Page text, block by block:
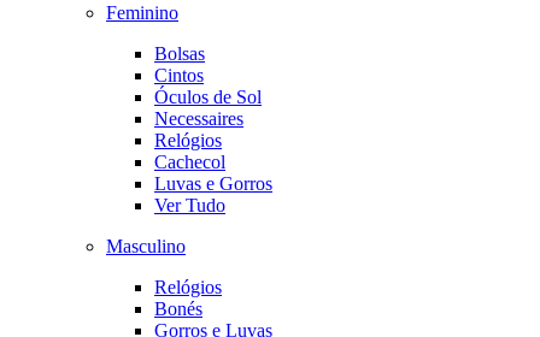
Feminino
Bolsas
Cintos
Óculos de Sol
Necessaires
Relógios
Cachecol
Luvas e Gorros
Ver Tudo
Masculino
Relógios
Bonés
Gorros e Luvas